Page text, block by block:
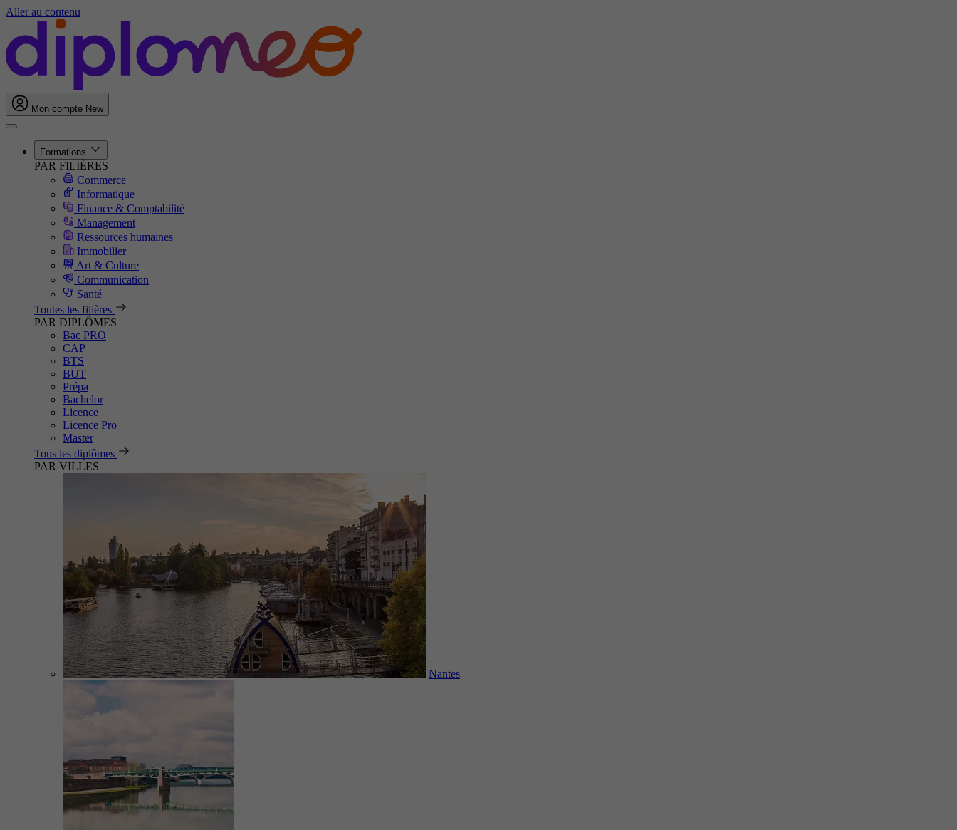
Aller au contenu
Mon compte New
Formations
PAR FILIÈRES
Commerce
Informatique
Finance & Comptabilité
Management
Ressources humaines
Immobilier
Art & Culture
Communication
Santé
Toutes les filières
PAR DIPLÔMES
Bac PRO
CAP
BTS
BUT
Prépa
Bachelor
Licence
Licence Pro
Master
Tous les diplômes
PAR VILLES
Nantes